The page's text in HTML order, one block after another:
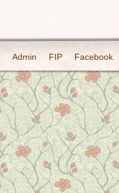
Admin FIP Facebook